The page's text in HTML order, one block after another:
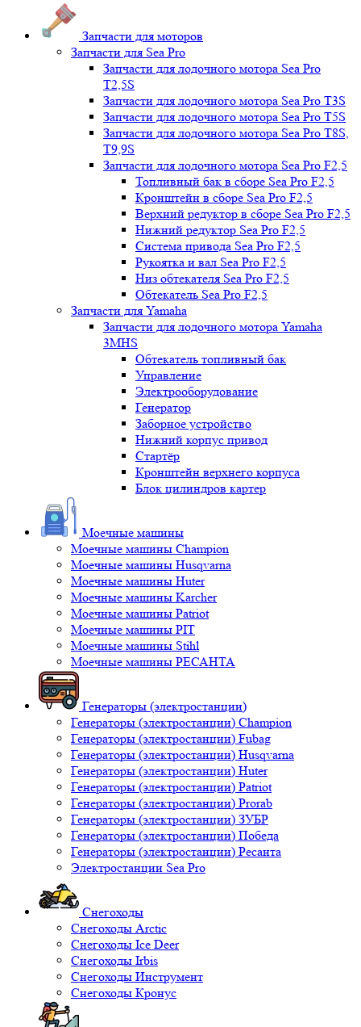
Запчасти для моторов
Запчасти для Sea Pro
Запчасти для лодочного мотора Sea Pro
Т2,5S
Запчасти для лодочного мотора Sea Pro Т3S
Запчасти для лодочного мотора Sea Pro Т5S
Запчасти для лодочного мотора Sea Pro Т8S,
T9,9S
Запчасти для лодочного мотора Sea Pro F2,5
Топливный бак в сборе Sea Pro F2,5
Кронштейн в сборе Sea Pro F2,5
Верхний редуктор в сборе Sea Pro F2,5
Нижний редуктор Sea Pro F2,5
Система привода Sea Pro F2,5
Рукоятка и вал Sea Pro F2,5
Низ обтекателя Sea Pro F2,5
Обтекатель Sea Pro F2,5
Запчасти для Yamaha
Запчасти для лодочного мотора Yamaha
3MHS
Обтекатель топливный бак
Управление
Электрооборудование
Генератор
Заборное устройство
Нижний корпус привод
Стартёр
Кронштейн верхнего корпуса
Блок цилиндров картер
Моечные машины
Моечные машины Champion
Моечные машины Husqvarna
Моечные машины Huter
Моечные машины Karcher
Моечные машины Patriot
Моечные машины PIT
Моечные машины Stihl
Моечные машины РЕСАНТА
Генераторы (электростанции)
Генераторы (электростанции) Champion
Генераторы (электростанции) Fubag
Генераторы (электростанции) Husqvarna
Генераторы (электростанции) Huter
Генераторы (электростанции) Patriot
Генераторы (электростанции) Prorab
Генераторы (электростанции) ЗУБР
Генераторы (электростанции) Победа
Генераторы (электростанции) Ресанта
Электростанции Sea Pro
Снегоходы
Снегоходы Arctic
Снегоходы Ice Deer
Снегоходы Irbis
Снегоходы Инструмент
Снегоходы Кронус